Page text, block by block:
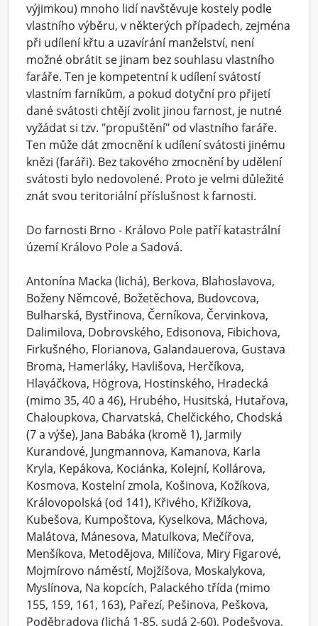
výjimkou) mnoho lidí navštěvuje kostely podle
vlastního výběru, v některých případech, zejména
při udílení křtu a uzavírání manželství, není
možné obrátit se jinam bez souhlasu vlastního
faráře. Ten je kompetentní k udílení svátostí
vlastním farníkům, a pokud dotyční pro přijetí
dané svátosti chtějí zvolit jinou farnost, je nutné
vyžádat si tzv. "propuštění" od vlastního faráře.
Ten může dát zmocnění k udílení svátosti jinému
knězi (faráři). Bez takového zmocnění by udělení
svátosti bylo nedovolené. Proto je velmi důležité
znát svou teritoriální příslušnost k farnosti.
Do farnosti Brno - Královo Pole patří katastrální
území Královo Pole a Sadová.
Antonína Macka (lichá), Berkova, Blahoslavova,
Boženy Němcové, Božetěchova, Budovcova,
Bulharská, Bystřinova, Černíkova, Červinkova,
Dalimilova, Dobrovského, Edisonova, Fibichova,
Firkušného, Florianova, Galandauerova, Gustava
Broma, Hamerláky, Havlišova, Herčíkova,
Hlaváčkova, Högrova, Hostinského, Hradecká
(mimo 35, 40 a 46), Hrubého, Husitská, Hutařova,
Chaloupkova, Charvatská, Chelčického, Chodská
(7 a výše), Jana Babáka (kromě 1), Jarmily
Kurandové, Jungmannova, Kamanova, Karla
Kryla, Kepákova, Kociánka, Kolejní, Kollárova,
Kosmova, Kostelní zmola, Košinova, Kožíkova,
Královopolská (od 141), Křivého, Křižíkova,
Kubešova, Kumpoštova, Kyselkova, Máchova,
Malátova, Mánesova, Matulkova, Mečířova,
Menšíkova, Metodějova, Milíčova, Miry Figarové,
Mojmírovo náměstí, Mojžíšova, Moskalykova,
Myslínova, Na kopcích, Palackého třída (mimo
155, 159, 161, 163), Pařezí, Pešinova, Peškova,
Poděbradova (lichá 1-85, sudá 2-60), Podešvova,